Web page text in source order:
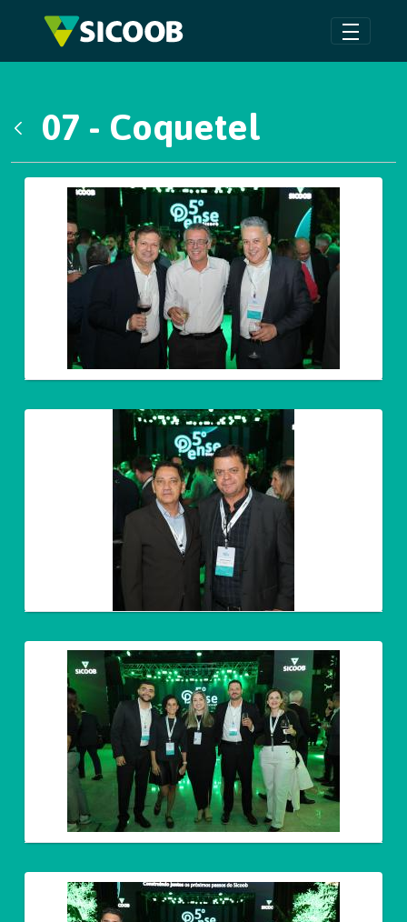
Pular para o Conteúdo principal
07 - Coquetel
Galeria de Mídias